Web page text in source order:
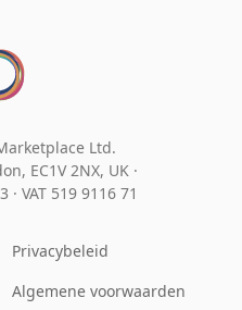
Ltd.
EC1V 2NX, UK ·
· VAT 519 9116 71
Privacybeleid
Algemene voorwaarden